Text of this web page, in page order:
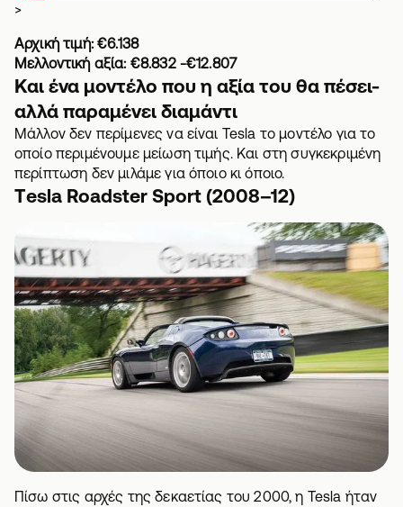
>
Αρχική τιμή: €6.138
Μελλοντική αξία: €8.832 -€12.807
Και ένα μοντέλο που η αξία του θα πέσει-
αλλά παραμένει διαμάντι
Μάλλον δεν περίμενες να είναι Tesla το μοντέλο για το
οποίο περιμένουμε μείωση τιμής. Και στη συγκεκριμένη
περίπτωση δεν μιλάμε για όποιο κι όποιο.
Τesla Roadster Sport (2008–12)
Πίσω στις αρχές της δεκαετίας του 2000, η Tesla ήταν